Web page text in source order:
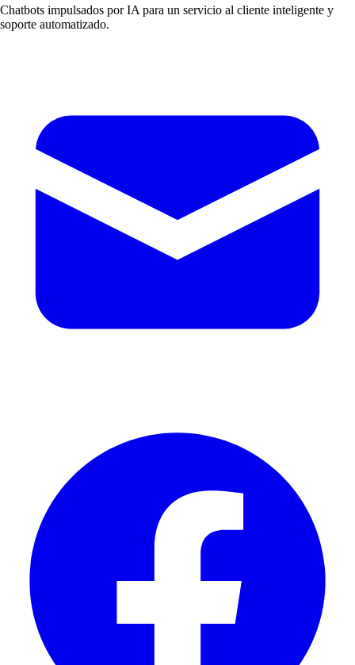
Chatbots impulsados por IA para un servicio al cliente inteligente y
soporte automatizado.